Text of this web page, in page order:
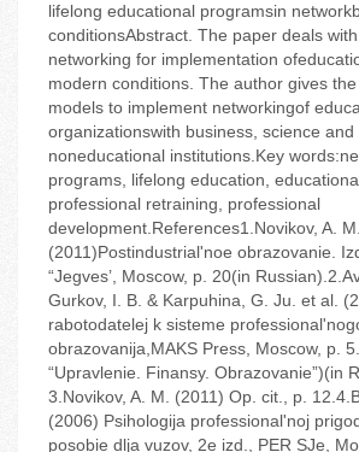
lifelong educational programsin
conditionsAbstract. The paper deals
networking for implementation
modern conditions. The author gives
models to implement networkingof
organizationswith business, science and
noneducational institutions.Key
programs, lifelong education,
professional retraining, professional
development.References1.Novikov, A. M.
(2011)Postindustrial'noe obrazovanie.
“Jegves’, Moscow, p. 20(in
Gurkov, I. B. & Karpuhina, G. Ju. et al.
rabotodatelej k sisteme
obrazovanija,MAKS Press, Moscow, p.
“Upravlenie. Finansy. Obrazovanie”)(in
3.Novikov, A. M. (2011) Op. cit., p.
(2006) Psihologija professional'noj
posobie dlja vuzov, 2e izd., PER SJe,